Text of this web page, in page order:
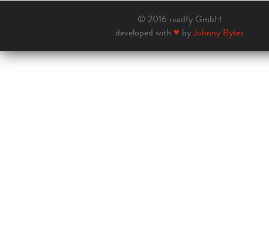
© 2016 readfy GmbH
developed with ♥ byJohnny Bytes